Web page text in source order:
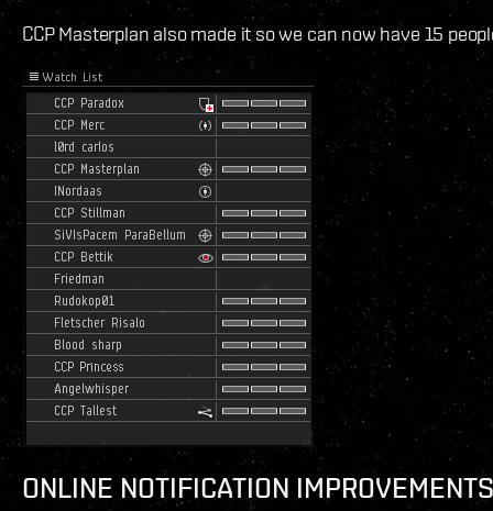
CCP Masterplan also made it so we can now have 15
ONLINE NOTIFICATION IMPROVEMENTS